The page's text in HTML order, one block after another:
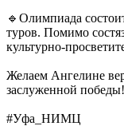
🔹Олимпиада
туров. Помимо
культурно-
Желаем Ангелине
заслуженной
#Уфа_НИМЦ